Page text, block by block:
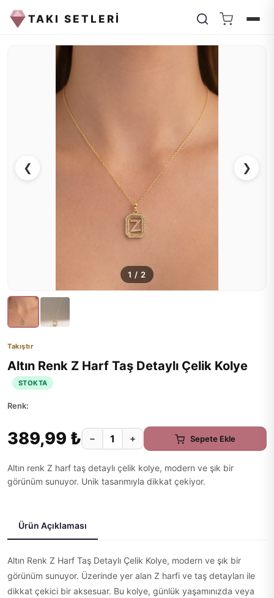
TAKI SETLERİ
❮ ❯
1 / 2
Takıştır
Altın Renk Z Harf Taş Detaylı Çelik Kolye
STOKTA
Renk:
389,99 ₺ − + Sepete Ekle
Altın renk Z harf taş detaylı çelik kolye, modern ve şık bir
görünüm sunuyor. Unik tasarımıyla dikkat çekiyor.
Ürün Açıklaması
Altın Renk Z Harf Taş Detaylı Çelik Kolye, modern ve şık bir
görünüm sunuyor. Üzerinde yer alan Z harfi ve taş detayları ile
dikkat çekici bir aksesuar. Bu kolye, günlük yaşamınızda veya